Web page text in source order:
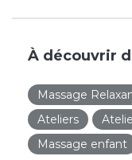
À découvrir
Massage
Ateliers
Massage enfant